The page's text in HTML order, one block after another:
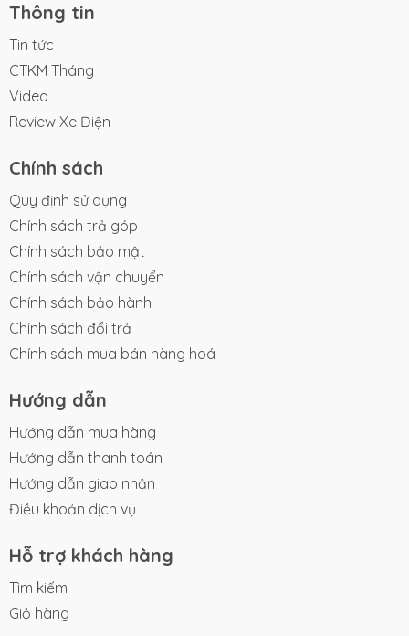
Thông tin
Tin tức
CTKM Tháng
Video
Review Xe Điện
Chính sách
Quy định sử dụng
Chính sách trả góp
Chính sách bảo mật
Chính sách vận chuyển
Chính sách bảo hành
Chính sách đổi trả
Chính sách mua bán hàng hoá
Hướng dẫn
Hướng dẫn mua hàng
Hướng dẫn thanh toán
Hướng dẫn giao nhận
Điều khoản dịch vụ
Hỗ trợ khách hàng
Tìm kiếm
Giỏ hàng